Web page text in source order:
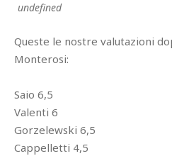
undefined
Queste le nostre valutazioni
Monterosi:
Saio 6,5
Valenti 6
Gorzelewski 6,5
Cappelletti 4,5